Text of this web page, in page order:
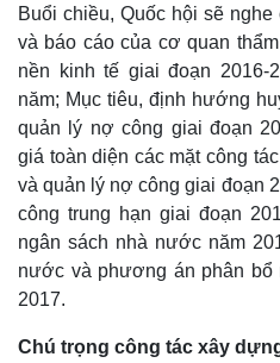
Quan sát
Cuộc sống đó đây
Hồ sơ
Buổi chiều, Quốc hội sẽ
và báo cáo của cơ quan
nền kinh tế giai đoạn 2016-
năm; Mục tiêu, định hướng
quản lý nợ công giai đoạn
giá toàn diện các mặt công
và quản lý nợ công giai đoạn
công trung hạn giai đoạn
ngân sách nhà nước năm
nước và phương án phân bổ
2017.
Chú trọng công tác xây